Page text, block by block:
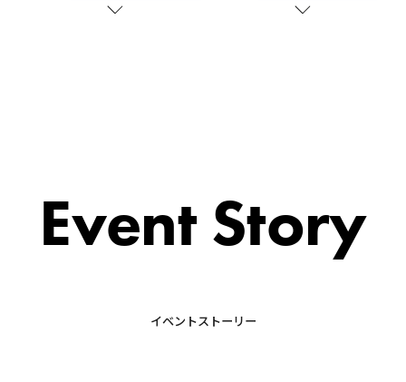
Event Story
イベントストーリー